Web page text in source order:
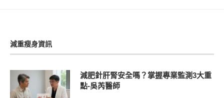
減重瘦身資訊
減肥針肝腎安全嗎？掌握專業監測3大重
點-吳芮醫師